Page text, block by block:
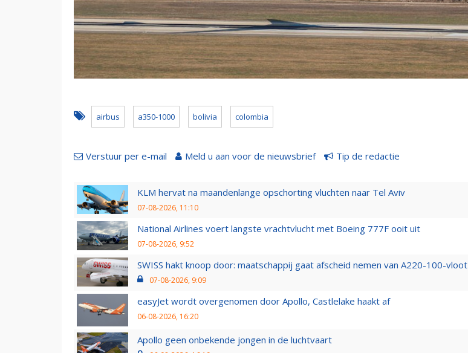
airbus a350-1000 bolivia colombia
Verstuur per e-mail Meld u aan voor de nieuwsbrief Tip de redactie
KLM hervat na maandenlange opschorting vluchten naar Tel Aviv
07-08-2026, 11:10
National Airlines voert langste vrachtvlucht met Boeing 777F ooit uit
07-08-2026, 9:52
SWISS hakt knoop door: maatschappij gaat afscheid nemen van A220-100-vloot
07-08-2026, 9:09
easyJet wordt overgenomen door Apollo, Castlelake haakt af
06-08-2026, 16:20
Apollo geen onbekende jongen in de luchtvaart